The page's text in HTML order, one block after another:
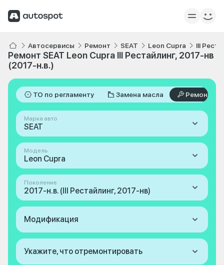
Автосервисы Ремонт SEAT Leon Cupra III
Ремонт SEAT Leon Cupra III Рестайлинг, 2017-нв
(2017-н.в.)
ТО по регламенту Замена масла Ремонт
Марка авто
SEAT
Модель
Leon Cupra
Поколение
2017-н.в. (III Рестайлинг, 2017-нв)
Модификация
Укажите, что отремонтировать